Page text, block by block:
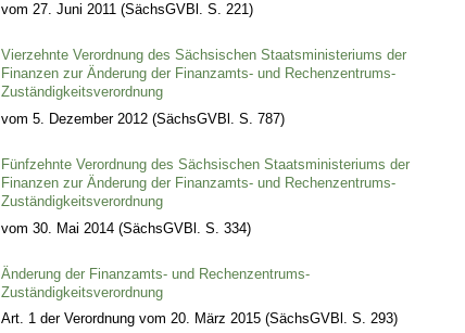
vom 27. Juni 2011 (SächsGVBl. S. 221)
Vierzehnte Verordnung des Sächsischen Staatsministeriums der
Finanzen zur Änderung der Finanzamts- und Rechenzentrums-
Zuständigkeitsverordnung
vom 5. Dezember 2012 (SächsGVBl. S. 787)
Fünfzehnte Verordnung des Sächsischen Staatsministeriums der
Finanzen zur Änderung der Finanzamts- und Rechenzentrums-
Zuständigkeitsverordnung
vom 30. Mai 2014 (SächsGVBl. S. 334)
Änderung der Finanzamts- und Rechenzentrums-
Zuständigkeitsverordnung
Art. 1 der Verordnung vom 20. März 2015 (SächsGVBl. S. 293)